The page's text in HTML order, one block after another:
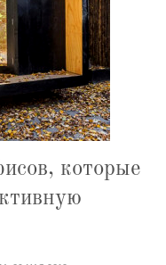
которые